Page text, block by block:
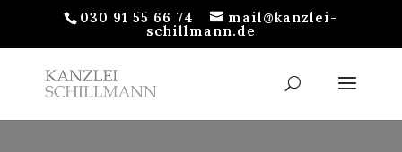
030 91 55 66 74 mail@kanzlei-
schillmann.de